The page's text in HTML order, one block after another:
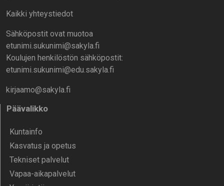
Kaikki yhteystiedot
Sähköpostit ovat muotoa
etunimi.sukunimi@sakyla.fi
Koulujen henkilöstön sähköpostit:
etunimi.sukunimi@edu.sakyla.fi
kirjaamo@sakyla.fi
Päävalikko
Kunta­info
Kasvatus ja opetus
Tekniset palvelut
Vapaa-aika­palvelut